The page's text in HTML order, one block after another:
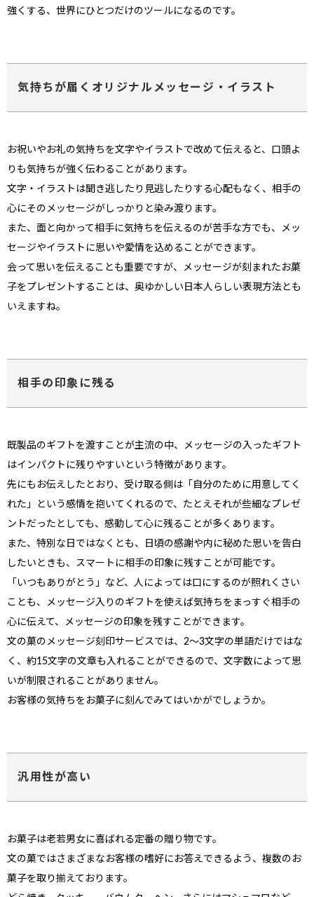
強くする、世界にひとつだけのツールになるのです。
気持ちが届くオリジナルメッセージ・イラスト
お祝いやお礼の気持ちを文字やイラストで改めて伝えると、口頭よ
りも気持ちが強く伝わることがあります。
文字・イラストは聞き逃したり見逃したりする心配もなく、相手の
心にそのメッセージがしっかりと染み渡ります。
また、面と向かって相手に気持ちを伝えるのが苦手な方でも、メッ
セージやイラストに思いや愛情を込めることができます。
会って思いを伝えることも重要ですが、メッセージが刻まれたお菓
子をプレゼントすることは、奥ゆかしい日本人らしい表現方法とも
いえますね。
相手の印象に残る
既製品のギフトを渡すことが主流の中、メッセージの入ったギフト
はインパクトに残りやすいという特徴があります。
先にもお伝えしたとおり、受け取る側は「自分のために用意してく
れた」という感情を抱いてくれるので、たとえそれが些細なプレゼ
ントだったとしても、感動して心に残ることが多くあります。
また、特別な日ではなくとも、日頃の感謝や内に秘めた思いを告白
したいときも、スマートに相手の印象に残すことが可能です。
「いつもありがとう」など、人によっては口にするのが照れくさい
ことも、メッセージ入りのギフトを使えば気持ちをまっすぐ相手の
心に伝えて、メッセージの印象を残すことができます。
文の菓のメッセージ刻印サービスでは、2～3文字の単語だけではな
く、約15文字の文章も入れることができるので、文字数によって思
いが制限されることがありません。
お客様の気持ちをお菓子に刻んでみてはいかがでしょうか。
汎用性が高い
お菓子は老若男女に喜ばれる定番の贈り物です。
文の菓ではさまざまなお客様の嗜好にお答えできるよう、複数のお
菓子を取り揃えております。